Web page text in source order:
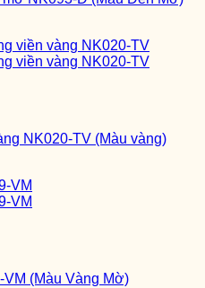
NK020-TV (Màu vàng)
VM (Màu Vàng Mờ)